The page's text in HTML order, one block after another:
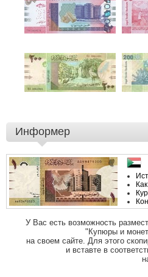
Информер
У Вас есть возможность
"Купюры и
на своем сайте. Для этого
и вставте в